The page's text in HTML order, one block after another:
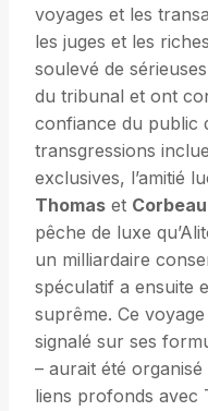
voyages et les
les juges et les
soulevé de
du tribunal et ont
confiance du public
transgressions
exclusives, l’amitié
Thomas et
pêche de luxe
un milliardaire
spéculatif a ensuite
suprême. Ce voyage
signalé sur ses
– aurait été
liens profonds avec